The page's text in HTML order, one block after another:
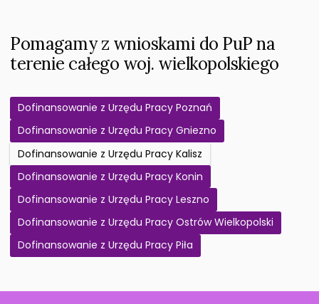
Pomagamy z wnioskami do PuP na
terenie całego woj. wielkopolskiego
Dofinansowanie z Urzędu Pracy Poznań
Dofinansowanie z Urzędu Pracy Gniezno
Dofinansowanie z Urzędu Pracy Kalisz
Dofinansowanie z Urzędu Pracy Konin
Dofinansowanie z Urzędu Pracy Leszno
Dofinansowanie z Urzędu Pracy Ostrów Wielkopolski
Dofinansowanie z Urzędu Pracy Piła